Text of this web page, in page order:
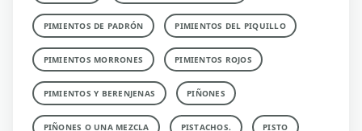
PIMIENTOS DE PADRÓN PIMIENTOS DEL PIQUILLO
PIMIENTOS MORRONES PIMIENTOS ROJOS
PIMIENTOS Y BERENJENAS PIÑONES
PIÑONES O UNA MEZCLA PISTACHOS. PISTO